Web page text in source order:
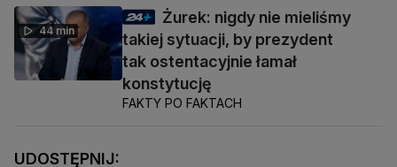
44 min
Żurek: nigdy nie mieliśmy
takiej sytuacji, by prezydent
tak ostentacyjnie łamał
konstytucję
FAKTY PO FAKTACH
UDOSTĘPNIJ: